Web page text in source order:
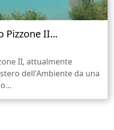
Pizzone II...
II, attualmente
dell'Ambiente da una